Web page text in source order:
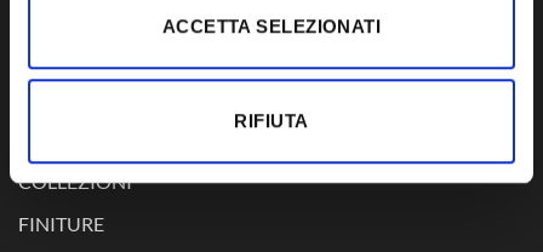
ACCETTA SELEZIONATI
RIFIUTA
Fax +39 041 5158133
COLLEZIONI
FINITURE